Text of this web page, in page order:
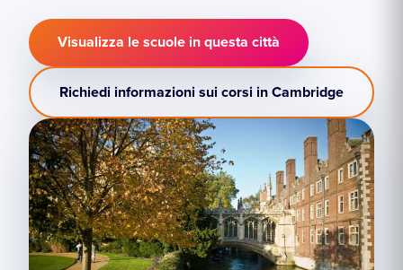
Visualizza le scuole in questa città
Richiedi informazioni sui corsi in Cambridge